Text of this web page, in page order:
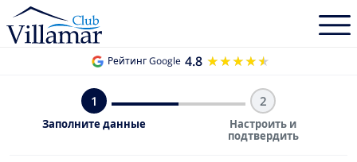
Рейтинг Google 4.8 ★★★★★
★★★★★
1
Заполните данные
2
Настроить и
подтвердить